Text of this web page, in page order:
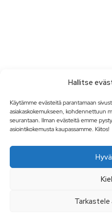
Hallitse
Käytämme evästeitä parantamaan
asiakaskokemukseen, kohdennettuun
seurantaan. Ilman evästeitä emme
asiointikokemusta kaupassamme. Kiitos!
Tarkastele